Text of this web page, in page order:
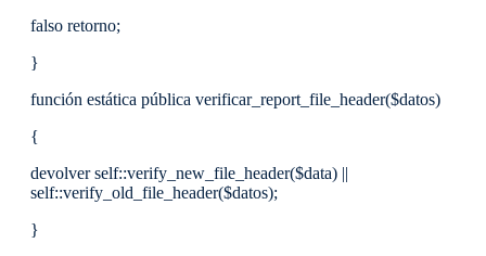
falso retorno;
}
función estática pública verificar_report_file_header($datos)
{
devolver self::verify_new_file_header($data) ||
self::verify_old_file_header($datos);
}